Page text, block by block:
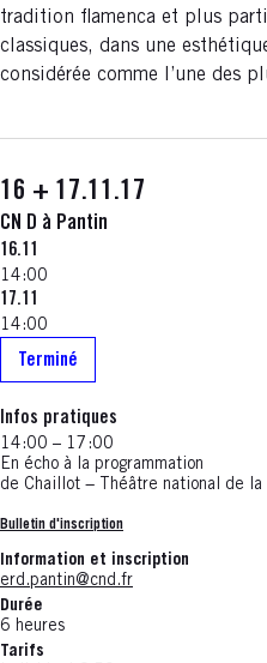
tradition flamenca et plus
classiques, dans une
considérée comme l’une des
16 + 17.11.17
CN D à Pantin
16.11
14:00
17.11
14:00
Terminé
Infos pratiques
14:00 – 17:00
En écho à la programmation
de Chaillot − Théâtre national de la
Bulletin d'inscription
Information et inscription
erd.pantin@cnd.fr
Durée
6 heures
Tarifs